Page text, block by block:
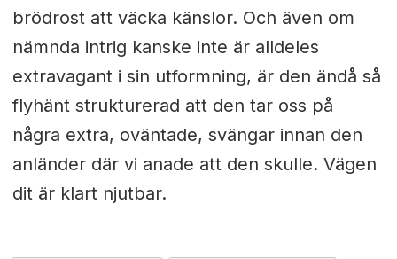
brödrost att väcka känslor. Och även om
nämnda intrig kanske inte är alldeles
extravagant i sin utformning, är den ändå så
flyhänt strukturerad att den tar oss på
några extra, oväntade, svängar innan den
anländer där vi anade att den skulle. Vägen
dit är klart njutbar.